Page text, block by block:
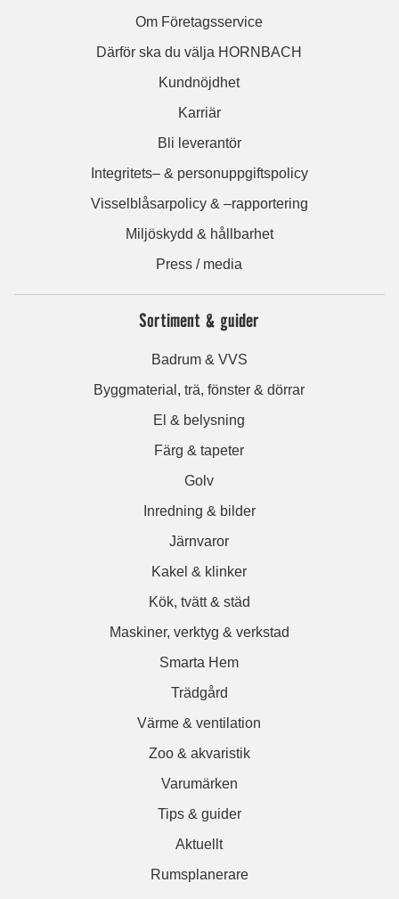
Om Företagsservice
Därför ska du välja HORNBACH
Kundnöjdhet
Karriär
Bli leverantör
Integritets– & personuppgiftspolicy
Visselblåsarpolicy & –rapportering
Miljöskydd & hållbarhet
Press / media
Sortiment & guider
Badrum & VVS
Byggmaterial, trä, fönster & dörrar
El & belysning
Färg & tapeter
Golv
Inredning & bilder
Järnvaror
Kakel & klinker
Kök, tvätt & städ
Maskiner, verktyg & verkstad
Smarta Hem
Trädgård
Värme & ventilation
Zoo & akvaristik
Varumärken
Tips & guider
Aktuellt
Rumsplanerare